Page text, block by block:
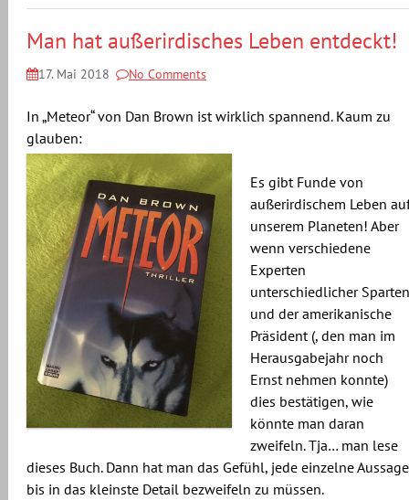
Man hat außerirdisches Leben entdeckt!
17. Mai 2018 No Comments
In „Meteor“ von Dan Brown ist wirklich spannend. Kaum zu
glauben:
Es gibt Funde von
außerirdischem Leben
unserem Planeten! Aber
wenn verschiedene
Experten
unterschiedlicher Sparten
und der amerikanische
Präsident (, den man im
Herausgabejahr noch
Ernst nehmen konnte)
dies bestätigen, wie
könnte man daran
zweifeln. Tja… man lese
dieses Buch. Dann hat man das Gefühl, jede einzelne Aussage
bis in das kleinste Detail bezweifeln zu müssen.